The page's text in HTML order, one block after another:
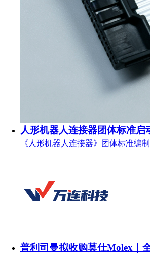
人形机器人连接器团体标准
《人形机器人连接器》团体标准编
普利司曼拟收购莫仕Molex｜